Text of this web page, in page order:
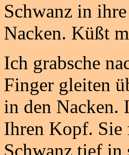
Schwanz in
Nacken. Küßt
Ich grabsche
Finger gleiten
in den Nacken.
Ihren Kopf. Sie
Schwanz tief in